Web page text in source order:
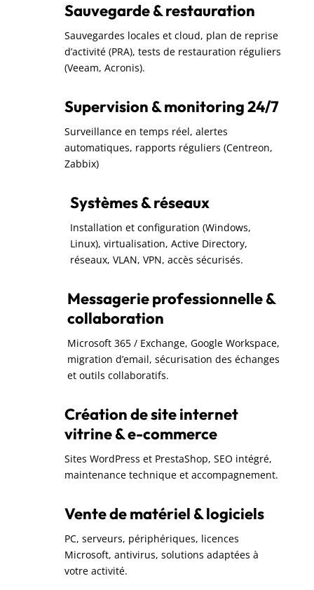
Sauvegarde & restauration
Sauvegardes locales et cloud, plan de reprise
d’activité (PRA), tests de restauration réguliers
(Veeam, Acronis).
Supervision & monitoring 24/7
Surveillance en temps réel, alertes
automatiques, rapports réguliers (Centreon,
Zabbix)
Systèmes & réseaux
Installation et configuration (Windows,
Linux), virtualisation, Active Directory,
réseaux, VLAN, VPN, accès sécurisés.
Messagerie professionnelle &
collaboration
Microsoft 365 / Exchange, Google Workspace,
migration d’email, sécurisation des échanges
et outils collaboratifs.
Création de site internet
vitrine & e-commerce
Sites WordPress et PrestaShop, SEO intégré,
maintenance technique et accompagnement.
Vente de matériel & logiciels
PC, serveurs, périphériques, licences
Microsoft, antivirus, solutions adaptées à
votre activité.